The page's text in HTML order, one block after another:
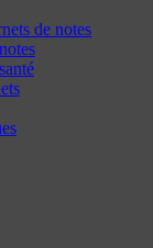
de notes